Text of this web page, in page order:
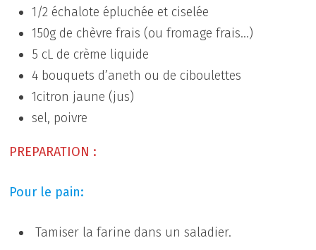
1/2 échalote épluchée et ciselée
150g de chèvre frais (ou fromage frais…)
5 cL de crème liquide
4 bouquets d’aneth ou de ciboulettes
1citron jaune (jus)
sel, poivre
PREPARATION :
Pour le pain:
Tamiser la farine dans un saladier.